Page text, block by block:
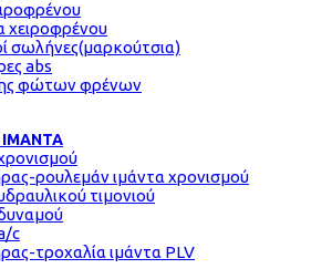
χειροφρένου
σωλήνες(μαρκούτσια)
abs
φώτων φρένων
ρουλεμάν ιμάντα χρονισμού
τιμονιού
c
τροχαλία ιμάντα PLV